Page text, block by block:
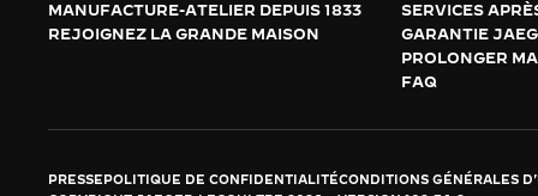
MANUFACTURE-ATELIER DEPUIS 1833
REJOIGNEZ LA GRANDE MAISON
SERVICES
GARANTIE
PROLONGER
FAQ
PRESSEPOLITIQUE DE CONFIDENTIALITÉCONDITIONS GÉNÉRALES